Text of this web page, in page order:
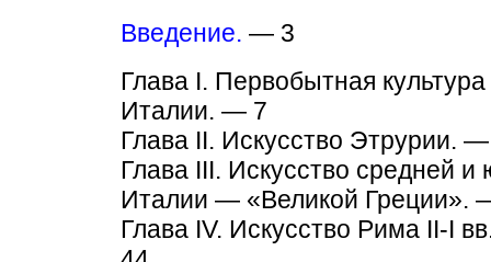
Введение. — 3
Глава I. Первобытная
Италии. — 7
Глава II. Искусство Этрурии.
Глава III. Искусство средней и
Италии — «Великой Греции».
Глава IV. Искусство Рима II-I